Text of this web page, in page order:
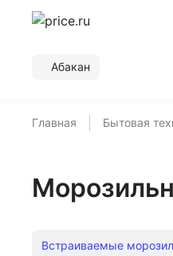
Абакан
Главная Бытовая
Встраиваемые